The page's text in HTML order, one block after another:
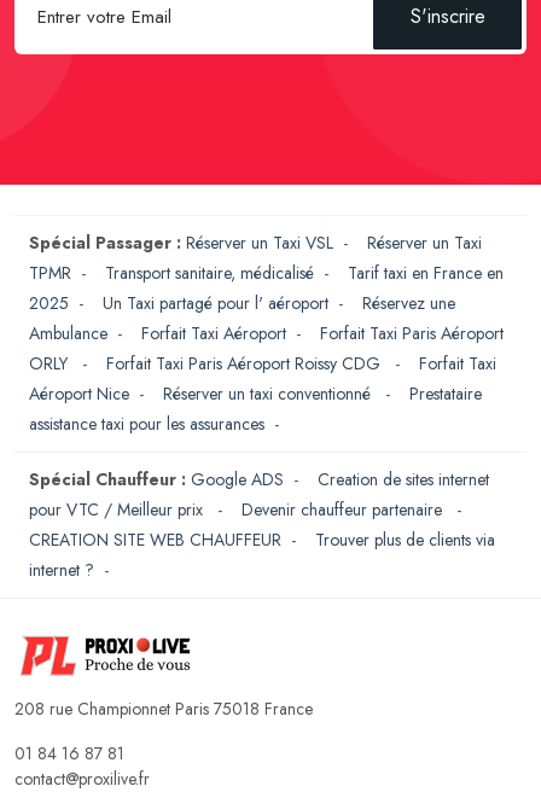
S'inscrire
Spécial Passager : Réserver un Taxi VSL - Réserver un Taxi
TPMR - Transport sanitaire, médicalisé - Tarif taxi en France en
2025 - Un Taxi partagé pour l' aéroport - Réservez une
Ambulance - Forfait Taxi Aéroport - Forfait Taxi Paris Aéroport
ORLY
- Forfait Taxi Paris Aéroport Roissy CDG - Forfait Taxi
Aéroport Nice - Réserver un taxi conventionné - Prestataire
assistance taxi pour les assurances -
Spécial Chauffeur : Google ADS - Creation de sites internet
pour VTC / Meilleur prix
- Devenir chauffeur partenaire
-
CREATION SITE WEB CHAUFFEUR - Trouver plus de clients via
internet ? -
208 rue Championnet Paris 75018 France
01 84 16 87 81
contact@proxilive.fr